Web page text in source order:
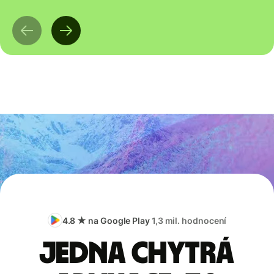
4.8 ★ na Google Play1,3 mil. hodnocení
Jedna chytrá